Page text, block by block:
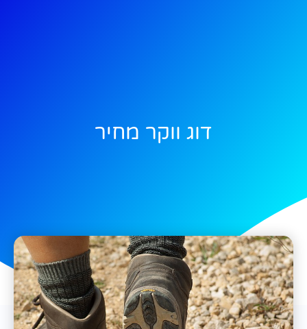
דוג ווקר מחיר